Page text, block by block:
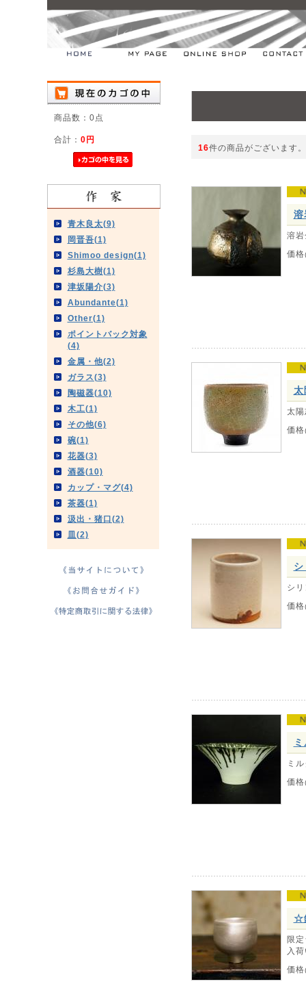
商品数：0点
合計： 0円
青木良太(9)
岡晋吾(1)
Shimoo design(1)
杉島大樹(1)
津坂陽介(3)
Abundante(1)
Other(1)
ポイントバック対象
(4)
金属・他(2)
ガラス(3)
陶磁器(10)
木工(1)
その他(6)
碗(1)
花器(3)
酒器(10)
カップ・マグ(4)
茶器(1)
汲出・猪口(2)
皿(2)
16件の商品がございます。
溶
溶
価格
太
太
価格
シ
価格
ミ
価格
☆
限
入
価格